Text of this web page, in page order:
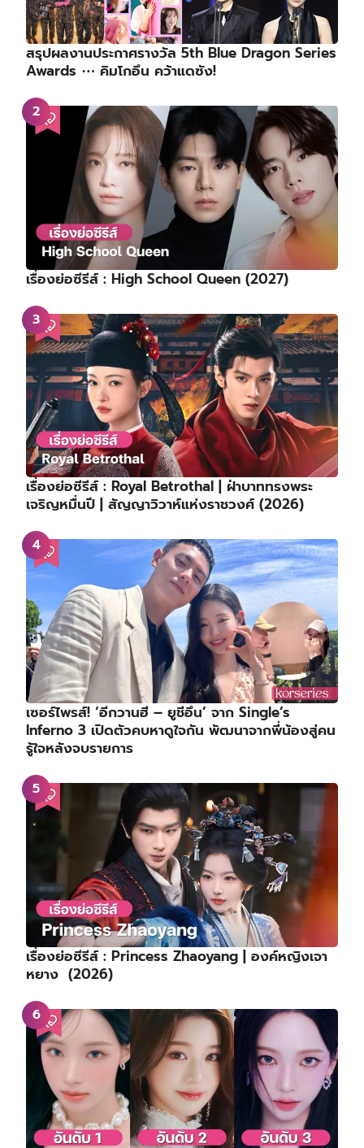
สรุปผลงานประกาศรางวัล 5th Blue Dragon Series
Awards ⋯ คิมโกอึน คว้าแดซัง!
เรื่องย่อซีรีส์ : High School Queen (2027)
เรื่องย่อซีรีส์ : Royal Betrothal | ฝ่าบาททรงพระ
เจริญหมื่นปี | สัญญาวิวาห์แห่งราชวงศ์ (2026)
เซอร์ไพรส์! ‘อีกวานฮี – ยูชีอึน’ จาก Single’s
Inferno 3 เปิดตัวคบหาดูใจกัน พัฒนาจากพี่น้องสู่คน
รู้ใจหลังจบรายการ
เรื่องย่อซีรีส์ : Princess Zhaoyang | องค์หญิงเจา
หยาง (2026)